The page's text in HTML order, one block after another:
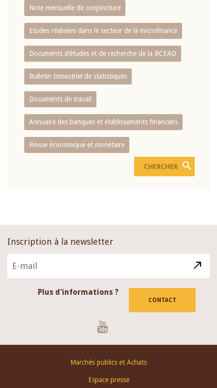
Note mensuelle de conjoncture
Etudes réalisées dans le secteur de la microfinance
Documents d’études et de recherche de la BCEAO
Bulletin trimestriel de statistiques
Documents de travail
Annuaire des banques et établissements financiers
Revue économique et monétaire
Inscription à la newsletter
Plus d'informations ?
CONTACT
Marchés publics et Achats
Espace presse